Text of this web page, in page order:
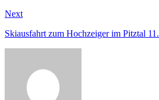
NextNext
Skiausfahrt zum Hochzeiger im Pitztal